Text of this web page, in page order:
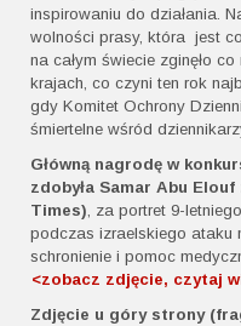
inspirowaniu do działania.
wolności prasy, która jest
na całym świecie zginęło
krajach, co czyni ten rok
gdy Komitet Ochrony
śmiertelne wśród
Główną nagrodę w
zdobyła Samar Abu
Times) , za portret 9-
podczas izraelskiego ataku
schronienie i pomoc
<zobacz zdjęcie, czytaj
Zdjęcie u góry strony